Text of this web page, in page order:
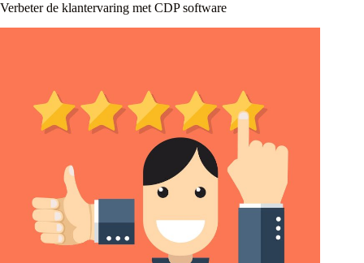
Verbeter de klantervaring met CDP software